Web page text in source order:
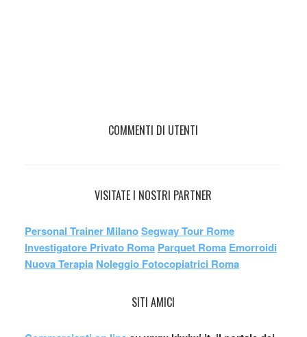
COMMENTI DI UTENTI
VISITATE I NOSTRI PARTNER
Personal Trainer MilanoSegway Tour Rome
Investigatore Privato Roma Parquet Roma Emorroidi
Nuova Terapia Noleggio Fotocopiatrici Roma
SITI AMICI